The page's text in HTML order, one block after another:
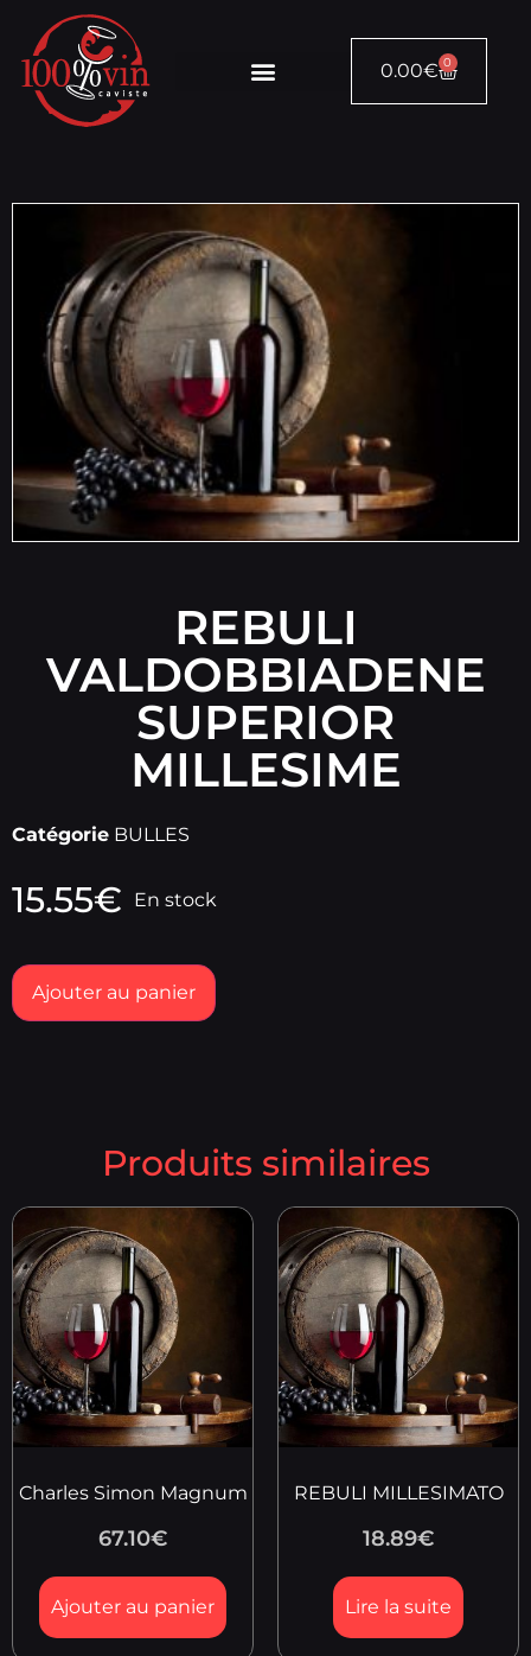
0.00€ 0
REBULI
VALDOBBIADENE
SUPERIOR
MILLESIME
Catégorie BULLES
15.55€ En stock
Ajouter au panier
Produits similaires
Charles Simon Magnum
67.10€
Ajouter au panier
REBULI MILLESIMATO
18.89€
Lire la suite